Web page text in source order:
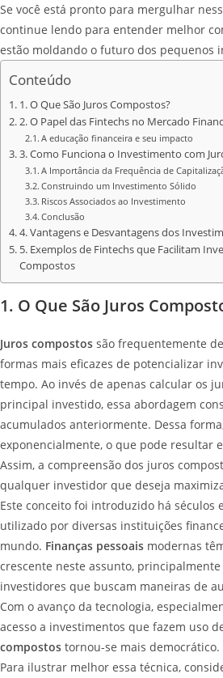
Se você está pronto para mergulhar
continue lendo para entender melhor
estão moldando o futuro dos pequenos
Conteúdo
1. O Que São Juros Compostos?
2. O Papel das Fintechs no Mercado
A educação financeira e seu impacto
3. Como Funciona o Investimento com
A Importância da Frequência de
Construindo um Investimento Sólido
Riscos Associados ao Investimento
Conclusão
4. Vantagens e Desvantagens dos
5. Exemplos de Fintechs que Facilitam
Compostos
1. O Que São Juros
Juros compostos são frequentemente
formas mais eficazes de potencializar
tempo. Ao invés de apenas calcular os
principal investido, essa abordagem
acumulados anteriormente. Dessa
exponencialmente, o que pode resultar
Assim, a compreensão dos juros
qualquer investidor que deseja
Este conceito foi introduzido há séculos
utilizado por diversas instituições
mundo. Finanças pessoais modernas
crescente neste assunto,
investidores que buscam maneiras de
Com o avanço da tecnologia,
acesso a investimentos que fazem uso
compostos tornou-se mais democrático.
Para ilustrar melhor essa técnica,